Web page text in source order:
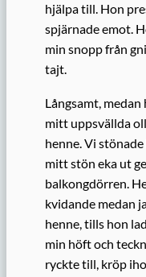
hjälpa till. Hon
spjärnade emot.
min snopp från
tajt.
Långsamt,
mitt uppsvällda
henne. Vi
mitt stön eka ut
balkongdörren.
kvidande medan
henne, tills hon
min höft och
ryckte till, kröp